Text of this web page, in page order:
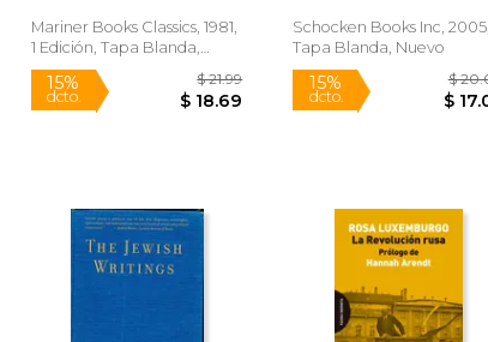
Mariner Books Classics, 1981,
1 Edición, Tapa Blanda,
Nuevo
Schocken Books Inc, 2005,
Tapa Blanda, Nuevo